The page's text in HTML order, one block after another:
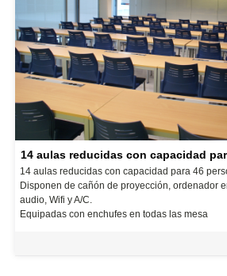
14 aulas reducidas con capacidad
14 aulas reducidas con capacidad para 46
Disponen de cañón de proyección, ordenador
audio, Wifi y A/C.
Equipadas con enchufes en todas las mesa